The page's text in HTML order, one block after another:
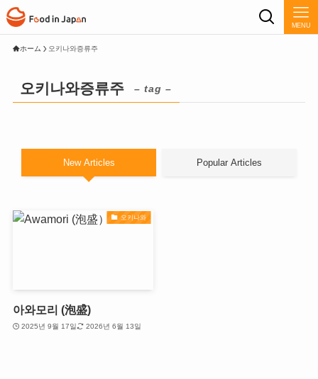
MENU
ホーム 오키나와증류주
오키나와증류주 – tag –
New Articles Popular Articles
오키나와
아와모리 (泡盛)
2025년 9월 17일 2026년 6월 13일